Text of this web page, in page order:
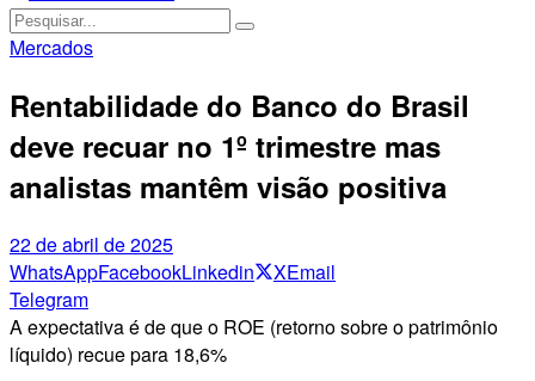
Mercados
Rentabilidade do Banco do Brasil
deve recuar no 1º trimestre mas
analistas mantêm visão positiva
22 de abril de 2025
WhatsAppFacebookLinkedin XEmail
Telegram
A expectativa é de que o ROE (retorno sobre o patrimônio
líquido) recue para 18,6%